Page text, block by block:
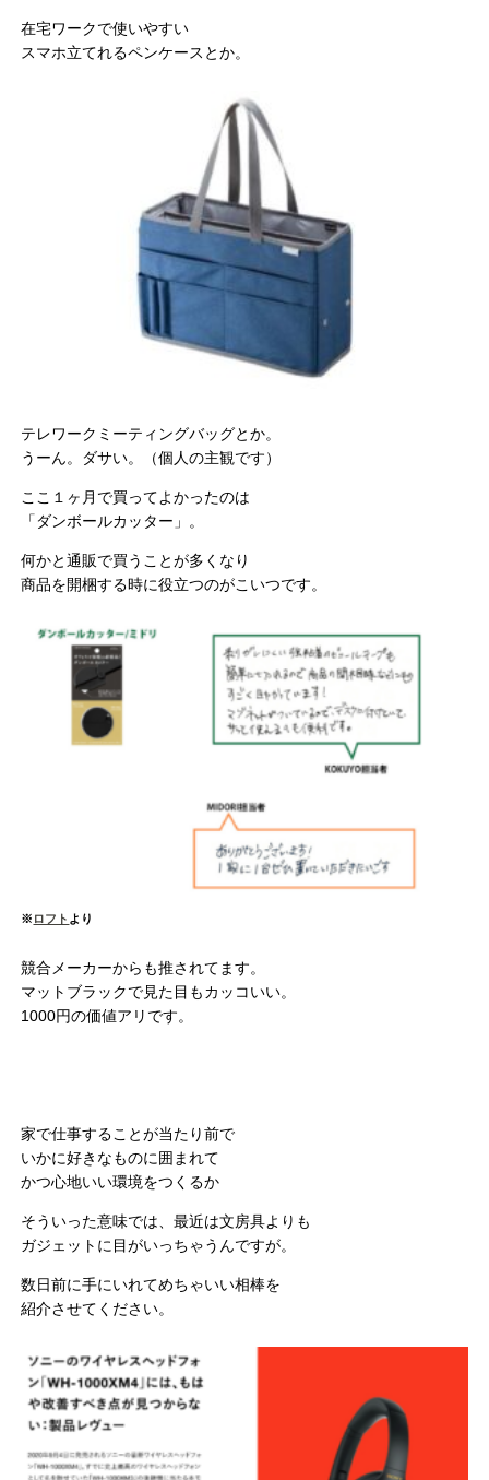
在宅ワークで使いやすい
スマホ立てれるペンケースとか。
テレワークミーティングバッグとか。
うーん。ダサい。（個人の主観です）
ここ１ヶ月で買ってよかったのは
「ダンボールカッター」。
何かと通販で買うことが多くなり
商品を開梱する時に役立つのがこいつです。
※ ロフト より
競合メーカーからも推されてます。
マットブラックで見た目もカッコいい。
1000円の価値アリです。
家で仕事することが当たり前で
いかに好きなものに囲まれて
かつ心地いい環境をつくるか
そういった意味では、最近は文房具よりも
ガジェットに目がいっちゃうんですが。
数日前に手にいれてめちゃいい相棒を
紹介させてください。